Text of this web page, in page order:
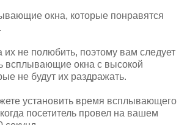
окна, которые понравятся
их не полюбить, поэтому вам следует
всплывающие окна с высокой
не будут их раздражать.
установить время всплывающего
посетитель провел на вашем